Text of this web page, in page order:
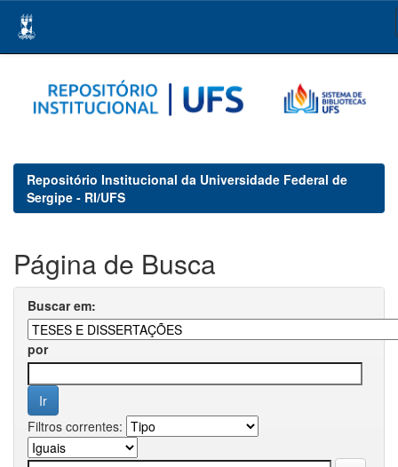
navigation
Repositório Institucional da Universidade Federal de
Sergipe - RI/UFS
Página de Busca
Buscar em:
por
Filtros correntes: